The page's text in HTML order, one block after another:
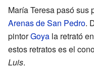
María Teresa pasó sus
Arenas de San Pedro.
pintorGoya la retrató
estos retratos es el
Luis.